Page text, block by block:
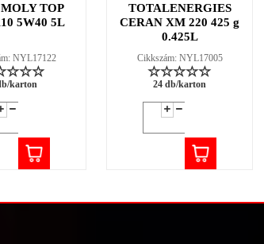
TOP
5W40 5L
NYL17122
karton
TOTALENERGIES
CERAN XM 220 425 g
0.425L
Cikkszám: NYL17005
24 db/karton